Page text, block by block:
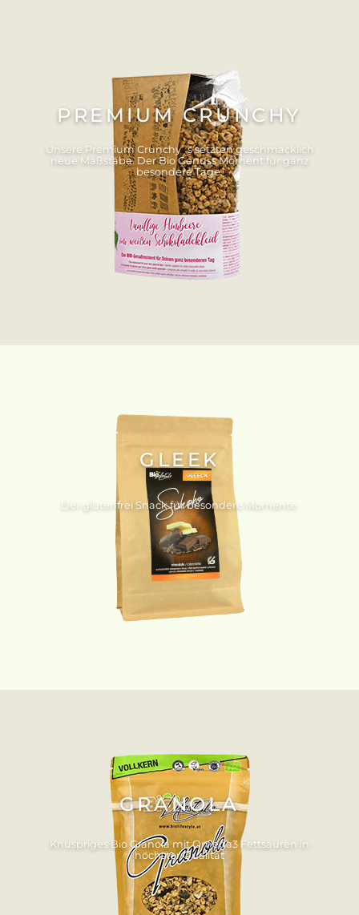
PREMIUM CRUNCHY
Unsere Premium Crunchy´s setzten geschmacklich
neue Maßstäbe. Der Bio Genuss Moment für ganz
besondere Tage.
GLEEK
Der glutenfrei Snack für besondere Momente.
GRANOLA
Knuspriges Bio Granola mit Omega3 Fettsäuren in
höchster Qualität